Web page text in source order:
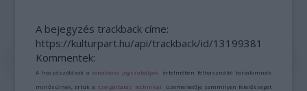
A bejegyzés trackback címe:
https://kulturpart.hu/api/trackback/id/13199381
Kommentek:
A hozzászólások avonatkozó jogszabályok értelmében felhasználói tartalomnak
minősülnek, értük a szolgáltatás technikai üzemeltetője semmilyen felelősséget